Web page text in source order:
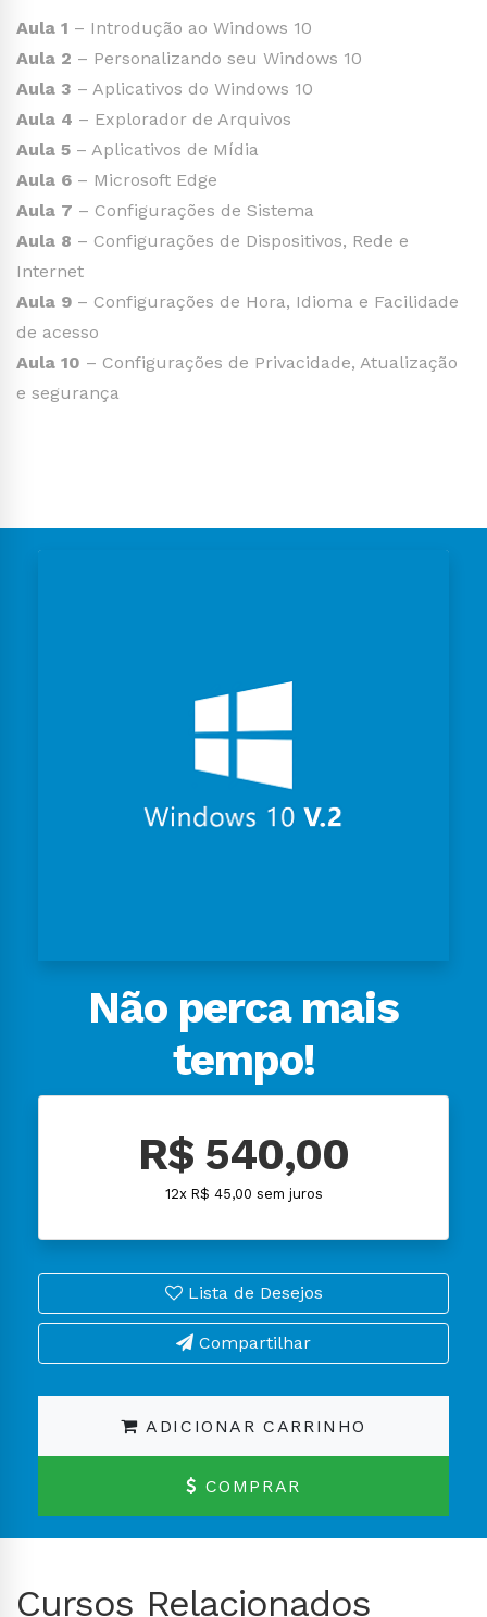
Aula 1 – Introdução ao Windows 10
Aula 2 – Personalizando seu Windows 10
Aula 3 – Aplicativos do Windows 10
Aula 4 – Explorador de Arquivos
Aula 5 – Aplicativos de Mídia
Aula 6 – Microsoft Edge
Aula 7 – Configurações de Sistema
Aula 8 – Configurações de Dispositivos, Rede e
Internet
Aula 9 – Configurações de Hora, Idioma e Facilidade
de acesso
Aula 10 – Configurações de Privacidade, Atualização
e segurança
Não perca mais
tempo!
R$ 540,00
12x R$ 45,00 sem juros
Lista de Desejos
Compartilhar
ADICIONAR CARRINHO
COMPRAR
Cursos Relacionados